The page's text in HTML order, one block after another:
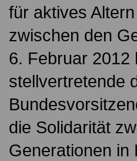
für aktives
zwischen den
6. Februar 2012
stellvertretende
die Solidarität
Generationen in